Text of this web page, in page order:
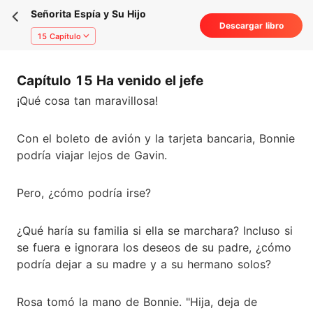
Señorita Espía y Su Hijo
15 Capítulo
Descargar libro
Capítulo 15 Ha venido el jefe
¡Qué cosa tan maravillosa!
Con el boleto de avión y la tarjeta bancaria, Bonnie
podría viajar lejos de Gavin.
Pero, ¿cómo podría irse?
¿Qué haría su familia si ella se marchara? Incluso si
se fuera e ignorara los deseos de su padre, ¿cómo
podría dejar a su madre y a su hermano solos?
Rosa tomó la mano de Bonnie. "Hija, deja de